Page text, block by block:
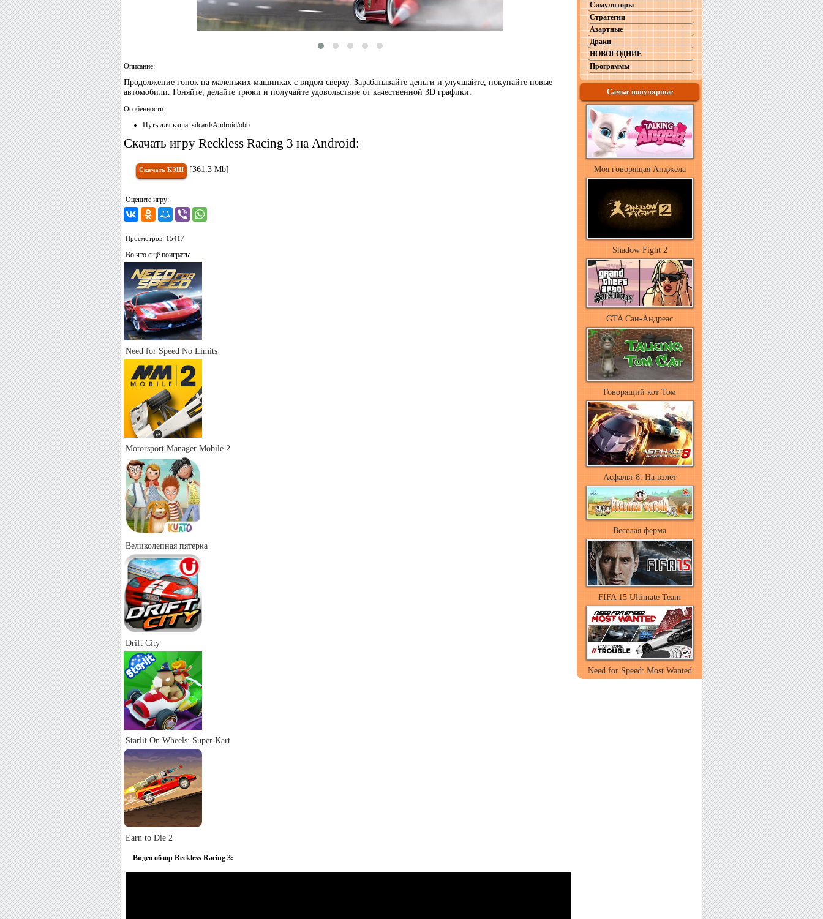
Описание:
Продолжение гонок на маленьких машинках с видом сверху. Зарабатывайте деньги и улучшайте, покупайте новые
автомобили. Гоняйте, делайте трюки и получайте удовольствие от качественной 3D графики.
Особенности:
Путь для кэша: sdcard/Android/obb
Скачать игру Reckless Racing 3 на Android:
Скачать КЭШ [361.3 Mb]
Оцените игру:
Просмотров: 15417
Во что ещё поиграть:
Need for Speed No Limits
Motorsport Manager Mobile 2
Великолепная пятерка
Drift City
Starlit On Wheels: Super Kart
Earn to Die 2
Видео обзор Reckless Racing 3:
Симуляторы
Стратегии
Азартные
Драки
НОВОГОДНИЕ
Программы
Самые популярные
Моя говорящая Анджела
Shadow Fight 2
GTA Сан-Андреас
Говорящий кот Том
Асфальт 8: На взлёт
Веселая ферма
FIFA 15 Ultimate Team
Need for Speed: Most Wanted